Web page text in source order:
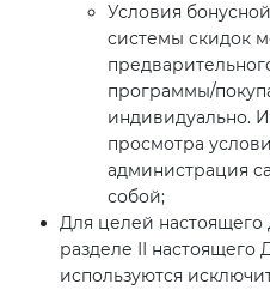
Условия
системы скидок
программы/
индивидуально.
просмотра
администрация
собой;
Для целей настоящего
разделе ІІ
используются